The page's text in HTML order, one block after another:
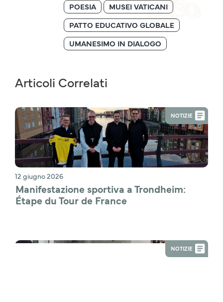
POESIA
MUSEI VATICANI
PATTO EDUCATIVO GLOBALE
UMANESIMO IN DIALOGO
Articoli Correlati
NOTIZIE
12 giugno 2026
Manifestazione sportiva a Trondheim:
Étape du Tour de France
NOTIZIE